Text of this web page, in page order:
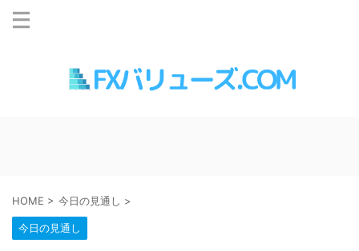
HOME > 今日の見通し >
今日の見通し